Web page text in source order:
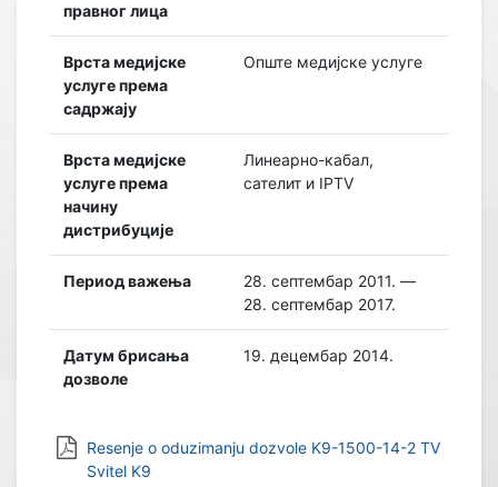
правног лица
Врста медијске
услуге према
садржају
Опште медијске услуге
Врста медијске
услуге према
начину
дистрибуције
Линеарно-кабал,
сателит и IPTV
Период важења
28. септембар 2011. —
28. септембар 2017.
Датум брисања
дозволе
19. децембар 2014.
Resenje o oduzimanju dozvole K9-1500-14-2 TV
Svitel K9